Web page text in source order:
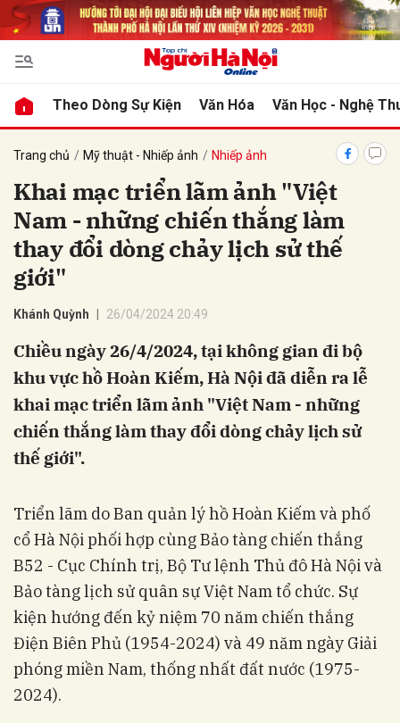
Theo Dòng Sự Kiện Văn Hóa Văn Học - Nghệ
Trang chủ Mỹ thuật - Nhiếp ảnh Nhiếp ảnh
Khai mạc triển lãm ảnh "Việt
Nam - những chiến thắng làm
thay đổi dòng chảy lịch sử thế
giới"
Khánh Quỳnh 26/04/2024 20:49
Chiều ngày 26/4/2024, tại không gian đi bộ
khu vực hồ Hoàn Kiếm, Hà Nội đã diễn ra lễ
khai mạc triển lãm ảnh "Việt Nam - những
chiến thắng làm thay đổi dòng chảy lịch sử
thế giới".
Triển lãm do Ban quản lý hồ Hoàn Kiếm và phố
cổ Hà Nội phối hợp cùng Bảo tàng chiến thắng
B52 - Cục Chính trị, Bộ Tư lệnh Thủ đô Hà Nội và
Bảo tàng lịch sử quân sự Việt Nam tổ chức. Sự
kiện hướng đến kỷ niệm 70 năm chiến thắng
Điện Biên Phủ (1954-2024) và 49 năm ngày Giải
phóng miền Nam, thống nhất đất nước (1975-
2024).
luận